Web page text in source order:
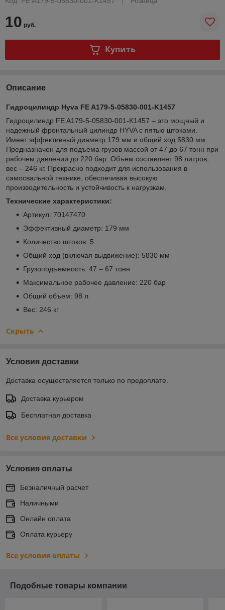
10 руб.
Купить
Описание
Гидроцилиндр Hyva FE A179-5-05830-001-K1457
Гидроцилиндр FE A179-5-05830-001-K1457 – это мощный и
надежный фронтальный цилиндр HYVA с пятью штоками.
Имеет эффективный диаметр 179 мм и общий ход 5830 мм.
Предназначен для подъема грузов массой от 47 до 67 тонн при
рабочем давлении до 220 бар. Объем составляет 98 литров,
вес – 246 кг. Прекрасно подходит для использования в
самосвальной технике, обеспечивая высокую
производительность и устойчивость к нагрузкам.
Технические характеристики:
Артикул: 70147470
Эффективный диаметр: 179 мм
Количество штоков: 5
Общий ход (включая выдвижение): 5830 мм
Грузоподъемность: 47 – 67 тонн
Максимальное рабочее давление: 220 бар
Общий объем: 98 л
Вес: 246 кг
Скрыть
Условия доставки
Доставка осуществляется только по предоплате.
Доставка курьером
Бесплатная доставка
Все условия доставки
Условия оплаты
Безналичный расчет
Наличными
Онлайн оплата
Оплата курьеру
Все условия оплаты
Подобные товары компании